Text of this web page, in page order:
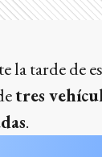
la tarde de
tres
.